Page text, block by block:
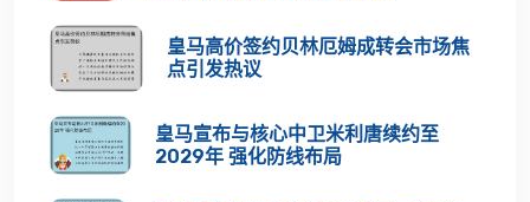
皇马高价签约贝林厄姆成转会市场焦
点引发热议
皇马宣布与核心中卫米利唐续约至
2029年 强化防线布局